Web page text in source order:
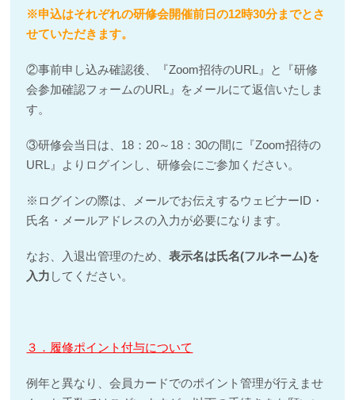
※申込はそれぞれの研修会開催前日の12時30分までとさ
せていただきます。
②事前申し込み確認後、『Zoom招待のURL』と『研修
会参加確認フォームのURL』をメールにて返信いたしま
す。
③研修会当日は、18：20～18：30の間に『Zoom招待の
URL』よりログインし、研修会にご参加ください。
※ログインの際は、メールでお伝えするウェビナーID・
氏名・メールアドレスの入力が必要になります。
なお、入退出管理のため、表示名は氏名(フルネーム)を
入力 してください。
３．履修ポイント付与について
例年と異なり、会員カードでのポイント管理が行えませ